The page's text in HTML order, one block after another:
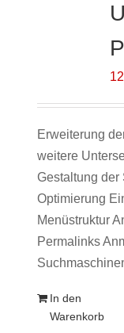
Erweiterung
weitere
Gestaltung der
Optimierung
Menüstruktur
Permalinks
In den
Warenkorb